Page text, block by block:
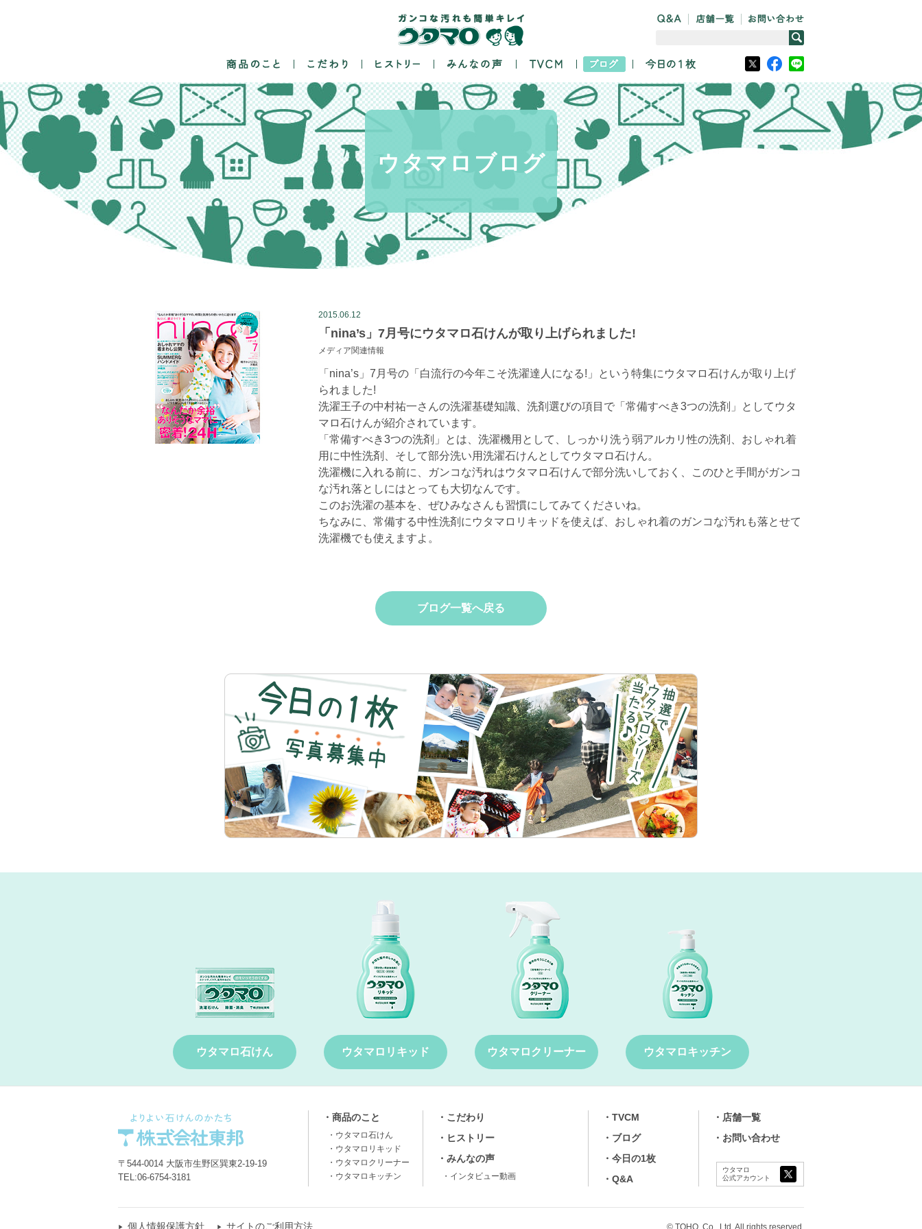
ウタマロ ブログ
2015.06.12
「nina’s」7月号にウタマロ石けんが取り上げられました!
メディア関連情報
「nina’s」7月号の「白流行の今年こそ洗濯達人になる!」という特集にウタマロ石けんが取り上げ
られました!
洗濯王子の中村祐一さんの洗濯基礎知識、洗剤選びの項目で「常備すべき3つの洗剤」としてウタ
マロ石けんが紹介されています。
「常備すべき3つの洗剤」とは、洗濯機用として、しっかり洗う弱アルカリ性の洗剤、おしゃれ着
用に中性洗剤、そして部分洗い用洗濯石けんとしてウタマロ石けん。
洗濯機に入れる前に、ガンコな汚れはウタマロ石けんで部分洗いしておく、このひと手間がガンコ
な汚れ落としにはとっても大切なんです。
このお洗濯の基本を、ぜひみなさんも習慣にしてみてくださいね。
ちなみに、常備する中性洗剤にウタマロリキッドを使えば、おしゃれ着のガンコな汚れも落とせて
洗濯機でも使えますよ。
ブログ一覧へ戻る
ウタマロ石けん ウタマロリキッド ウタマロクリーナー ウタマロキッチン
〒544-0014 大阪市生野区巽東2-19-19
TEL:06-6754-3181
商品のこと
ウタマロ⽯けん
ウタマロリキッド
ウタマロクリーナー
ウタマロキッチン
こだわり
ヒストリー
みんなの声
インタビュー動画
TVCM
ブログ
今⽇の1枚
Q&A
店舗⼀覧
お問い合わせ
ウタマロ
公式アカウント
個人情報保護方針 サイトのご利用方法 © TOHO. Co., Ltd. All rights reserved.